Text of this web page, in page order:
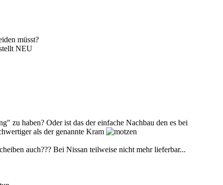
müsst?
NEU
zu haben? Oder ist das der einfache Nachbau den es bei
als der genannte Kram
auch??? Bei Nissan teilweise nicht mehr lieferbar...